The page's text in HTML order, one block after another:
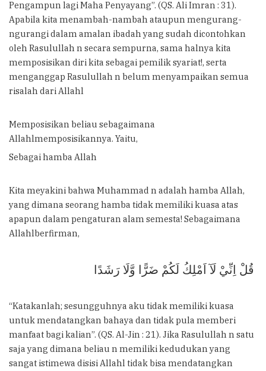
Pengampun lagi Maha Penyayang”. (QS. Ali Imran : 31).
Apabila kita menambah-nambah ataupun mengurang-
ngurangi dalam amalan ibadah yang sudah dicontohkan
oleh Rasulullah n secara sempurna, sama halnya kita
memposisikan diri kita sebagai pemilik syariat!, serta
menganggap Rasulullah n belum menyampaikan semua
risalah dari Allahl
Memposisikan beliau sebagaimana
Allahlmemposisikannya. Yaitu,
Sebagai hamba Allah
Kita meyakini bahwa Muhammad n adalah hamba Allah,
yang dimana seorang hamba tidak memiliki kuasa atas
apapun dalam pengaturan alam semesta! Sebagaimana
Allahlberfirman,
“Katakanlah; sesungguhnya aku tidak memiliki kuasa
untuk mendatangkan bahaya dan tidak pula memberi
manfaat bagi kalian”. (QS. Al-Jin : 21). Jika Rasulullah n satu
saja yang dimana beliau n memiliki kedudukan yang
sangat istimewa disisi Allahl tidak bisa mendatangkan